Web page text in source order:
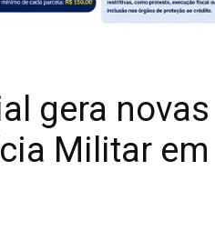
gera novas
Militar em